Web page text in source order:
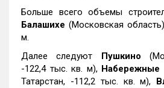
Больше всего объемы
Балашихе (Московская
м.
Далее следуют Пушкино
-122,4 тыс. кв. м), Набережные
Татарстан, -112,2 тыс. кв. м),